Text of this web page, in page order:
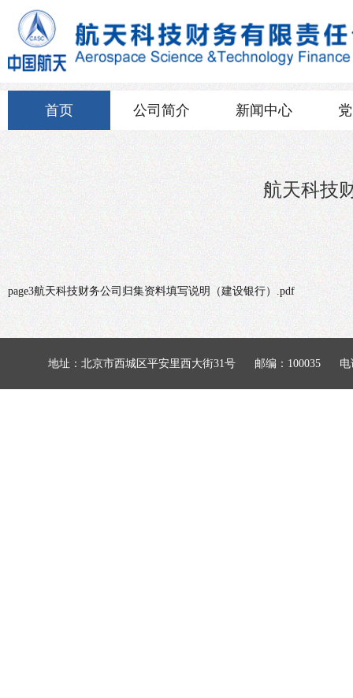
首页 公司简介 新闻中心
航天科技
page3航天科技财务公司归集资料填写说明（建设银行）.pdf
地址：北京市西城区平安里西大街31号 邮编：100035 电